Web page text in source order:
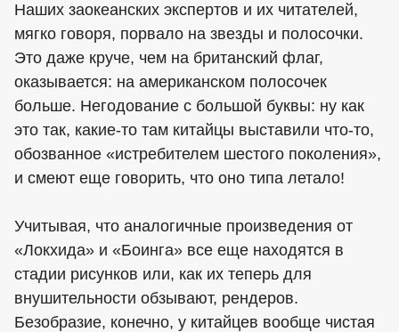
Наших заокеанских экспертов и их читателей,
мягко говоря, порвало на звезды и полосочки.
Это даже круче, чем на британский флаг,
оказывается: на американском полосочек
больше. Негодование с большой буквы: ну как
это так, какие-то там китайцы выставили что-то,
обозванное «истребителем шестого поколения»,
и смеют еще говорить, что оно типа летало!
Учитывая, что аналогичные произведения от
«Локхида» и «Боинга» все еще находятся в
стадии рисунков или, как их теперь для
внушительности обзывают, рендеров.
Безобразие, конечно, у китайцев вообще чистая